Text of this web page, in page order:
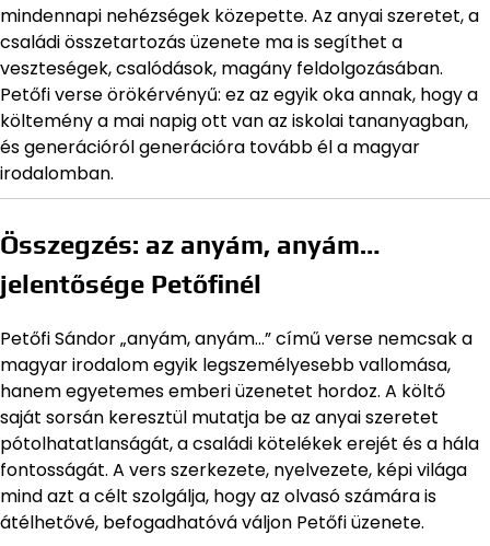
mindennapi nehézségek közepette. Az anyai szeretet, a
családi összetartozás üzenete ma is segíthet a
veszteségek, csalódások, magány feldolgozásában.
Petőfi verse örökérvényű: ez az egyik oka annak, hogy a
költemény a mai napig ott van az iskolai tananyagban,
és generációról generációra tovább él a magyar
irodalomban.
Összegzés: az anyám, anyám…
jelentősége Petőfinél
Petőfi Sándor „anyám, anyám…” című verse nemcsak a
magyar irodalom egyik legszemélyesebb vallomása,
hanem egyetemes emberi üzenetet hordoz. A költő
saját sorsán keresztül mutatja be az anyai szeretet
pótolhatatlanságát, a családi kötelékek erejét és a hála
fontosságát. A vers szerkezete, nyelvezete, képi világa
mind azt a célt szolgálja, hogy az olvasó számára is
átélhetővé, befogadhatóvá váljon Petőfi üzenete.